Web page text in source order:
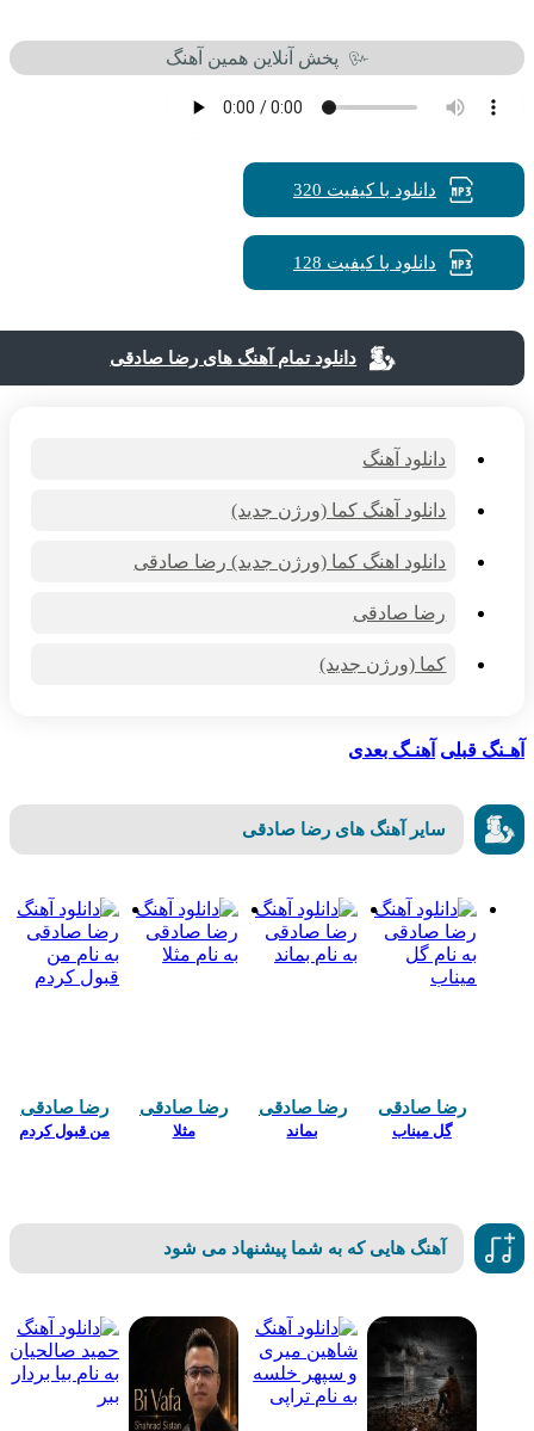
پخش آنلاین همین آهنگ
دانلود با کیفیت 320
دانلود با کیفیت 128
دانلود تمام آهنگ های رضا صادقی
دانلود آهنگ
دانلود آهنگ کما (ورژن جدید)
دانلود اهنگ کما (ورژن جدید) رضا صادقی
رضا صادقی
کما (ورژن جدید)
قبلی آهنـگ بعدی
سایر آهنگ های رضا صادقی
رضا صادقی
گل میناب
رضا صادقی رضا صادقی رضا صادقی
من قبول کردم
آهنگ هایی که به شما پیشنهاد می شود